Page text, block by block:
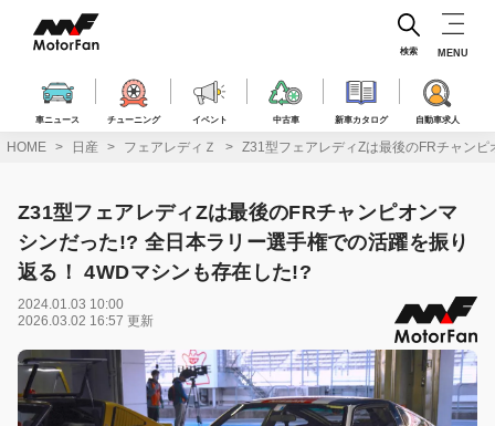
ス
車ニュース チューニング イベント 中古車 新車カタログ 自動車求人
検索 MENU
HOME 日産 フェアレディＺ Z31型フェアレディZは最後のFRチャン
Z31型フェアレディZは最後のFRチャンピオンマ
シンだった!? 全日本ラリー選手権での活躍を振り
返る！ 4WDマシンも存在した!?
2024.01.03 10:00
2026.03.02 16:57 更新